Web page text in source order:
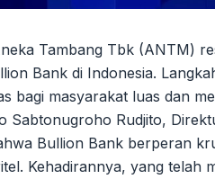
Tambang Tbk (ANTM)
Bank di Indonesia.
bagi masyarakat luas dan
Sabtonugroho Rudjito,
Bullion Bank berperan
Kehadirannya, yang telah